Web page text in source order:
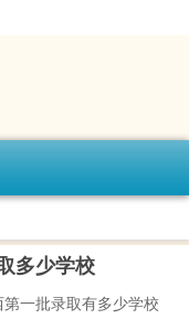
多少学校
一批录取有多少学校